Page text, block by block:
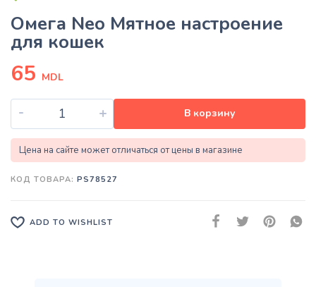
Омега Neo Мятное настроение
для кошек
65 MDL
- + В корзину
Цена на сайте может отличаться от цены в магазине
КОД ТОВАРА: PS78527
ADD TO WISHLIST